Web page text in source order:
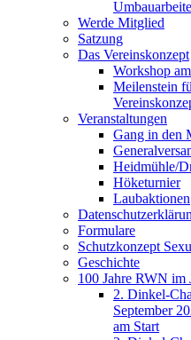
Werde Mitglied
Satzung
Das Vereinskonzept
Workshop
Meilenstein
Veranstaltungen
Gang in den
Heidmühle/
Höketurnier
Laubaktionen
Formulare
Schutzkonzept
Geschichte
100 Jahre RWN im
2. Dinkel-
September
am Start